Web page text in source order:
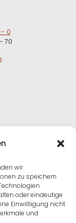
wir
zu speichern
oder eindeutige
Einwillligung nicht
und
0
70